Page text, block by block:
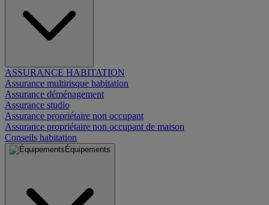
ASSURANCE HABITATION
Assurance multirisque habitation
Assurance déménagement
Assurance studio
Assurance propriétaire non occupant
Assurance propriétaire non occupant de maison
Conseils habitation
Équipements